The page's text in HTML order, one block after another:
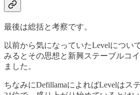
最後は総括と考察です。
以前から気になっていたLevelについ
みるとその思想と新興ステーブルコ
ました。
ちなみにDefillamaによればLevelはス